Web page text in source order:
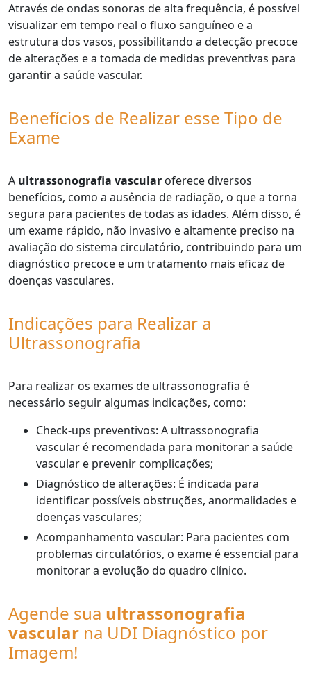
Através de ondas sonoras de alta frequência, é possível
visualizar em tempo real o fluxo sanguíneo e a
estrutura dos vasos, possibilitando a detecção precoce
de alterações e a tomada de medidas preventivas para
garantir a saúde vascular.
Benefícios de Realizar esse Tipo de
Exame
A ultrassonografia vascular oferece diversos
benefícios, como a ausência de radiação, o que a torna
segura para pacientes de todas as idades. Além disso, é
um exame rápido, não invasivo e altamente preciso na
avaliação do sistema circulatório, contribuindo para um
diagnóstico precoce e um tratamento mais eficaz de
doenças vasculares.
Indicações para Realizar a
Ultrassonografia
Para realizar os exames de ultrassonografia é
necessário seguir algumas indicações, como:
Check-ups preventivos: A ultrassonografia
vascular é recomendada para monitorar a saúde
vascular e prevenir complicações;
Diagnóstico de alterações: É indicada para
identificar possíveis obstruções, anormalidades e
doenças vasculares;
Acompanhamento vascular: Para pacientes com
problemas circulatórios, o exame é essencial para
monitorar a evolução do quadro clínico.
Agende sua ultrassonografia
vascular na UDI Diagnóstico por
Imagem!